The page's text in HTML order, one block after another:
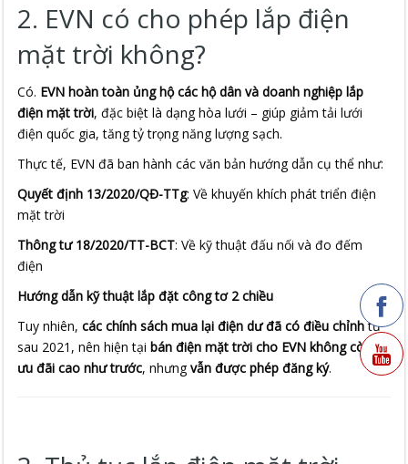
2. EVN có cho phép lắp điện
mặt trời không?
Có. EVN hoàn toàn ủng hộ các hộ dân và doanh nghiệp lắp
điện mặt trời, đặc biệt là dạng hòa lưới – giúp giảm tải lưới
điện quốc gia, tăng tỷ trọng năng lượng sạch.
Thực tế, EVN đã ban hành các văn bản hướng dẫn cụ thể như:
Quyết định 13/2020/QĐ-TTg: Về khuyến khích phát triển điện
mặt trời
Thông tư 18/2020/TT-BCT: Về kỹ thuật đấu nối và đo đếm
điện
Hướng dẫn kỹ thuật lắp đặt công tơ 2 chiều
Tuy nhiên,các chính sách mua lại điện dư đã có điều chỉnhtừ
sau 2021, nên hiện tạibán điện mặt trời cho EVN không còn
ưu đãi cao như trước, nhưngvẫn được phép đăng ký.